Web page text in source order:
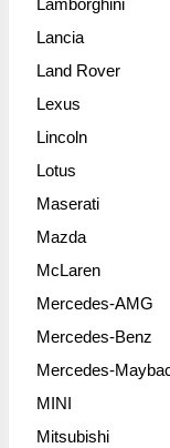
Lamborghini
Lancia
Land Rover
Lexus
Lincoln
Lotus
Maserati
Mazda
McLaren
Mercedes-AMG
Mercedes-Benz
Mercedes-
MINI
Mitsubishi